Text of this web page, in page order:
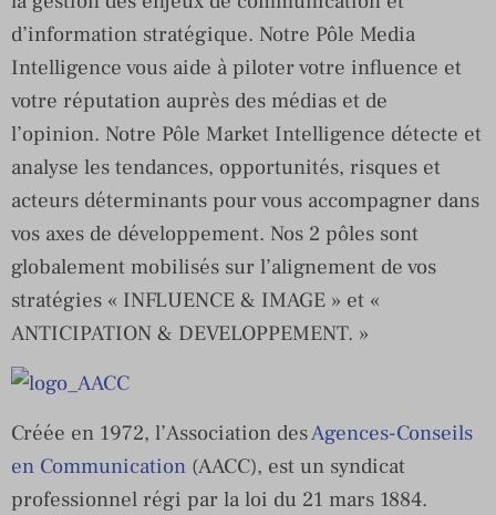
d’information stratégique. Notre Pôle Media
Intelligence vous aide à piloter votre influence et
votre réputation auprès des médias et de
l’opinion. Notre Pôle Market Intelligence détecte et
analyse les tendances, opportunités, risques et
acteurs déterminants pour vous accompagner dans
vos axes de développement. Nos 2 pôles sont
globalement mobilisés sur l’alignement de vos
stratégies « INFLUENCE & IMAGE » et «
ANTICIPATION & DEVELOPPEMENT. »
Créée en 1972, l’Association desAgences-Conseils
en Communication (AACC), est un syndicat
professionnel régi par la loi du 21 mars 1884.